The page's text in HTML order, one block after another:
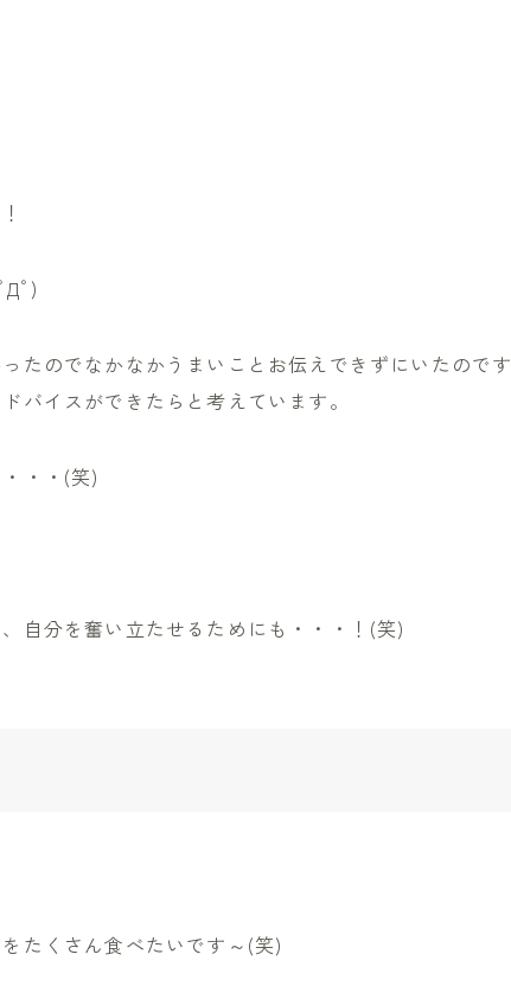
Дﾟ)
たのでなかなかうまいことお伝えできずにいたのです
バイスができたらと考えています。
・・(笑)
自分を奮い立たせるためにも・・・！(笑)
たくさん食べたいです～(笑)